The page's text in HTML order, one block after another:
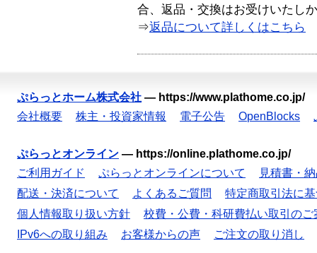
合、返品・交換はお受けいたし
⇒返品について詳しくはこちら
ぷらっとホーム株式会社 — https://www.plathome.co.jp/
会社概要
株主・投資家情報 電子公告 OpenBlocks
ぷらっとオンライン — https://online.plathome.co.jp/
ご利用ガイド
ぷらっとオンラインについて
見積書・
配送・決済について
よくあるご質問
特定商取引法に
個人情報取り扱い方針
校費・公費・科研費払い取引のご
IPv6への取り組み
お客様からの声 ご注文の取り消し